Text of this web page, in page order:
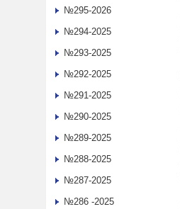
№295-2026
№294-2025
№293-2025
№292-2025
№291-2025
№290-2025
№289-2025
№288-2025
№287-2025
№286 -2025